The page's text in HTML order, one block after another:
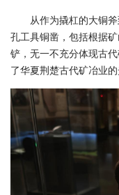
从作为撬杠的大铜
孔工具铜凿，包括根据
铲，无一不充分体现古
了华夏荆楚古代矿冶业的